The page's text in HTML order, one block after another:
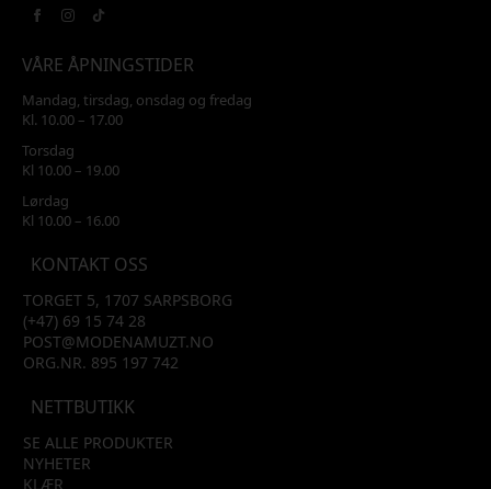
VÅRE ÅPNINGSTIDER
Mandag, tirsdag, onsdag og fredag
Kl. 10.00 – 17.00
Torsdag
Kl 10.00 – 19.00
Lørdag
Kl 10.00 – 16.00
KONTAKT OSS
TORGET 5, 1707 SARPSBORG
(+47) 69 15 74 28
POST@MODENAMUZT.NO
ORG.NR. 895 197 742
NETTBUTIKK
SE ALLE PRODUKTER
NYHETER
KLÆR